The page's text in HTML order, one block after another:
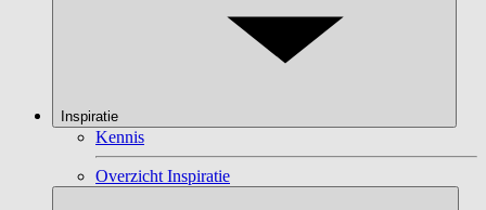
Inspiratie
Kennis
Overzicht Inspiratie